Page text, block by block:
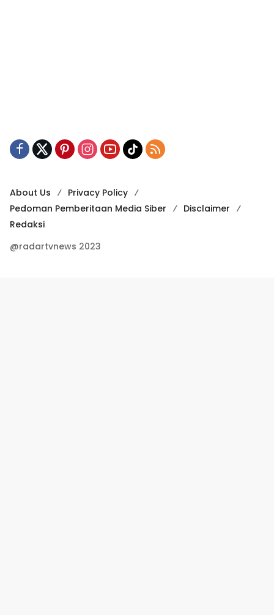
About Us
Privacy Policy
Pedoman Pemberitaan Media Siber
Disclaimer
Redaksi
@radartvnews 2023